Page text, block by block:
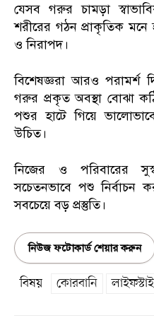
যেসব গরুর চামড়া
শরীরের গঠন প্রাকৃতিক মনে
ও নিরাপদ।
বিশেষজ্ঞরা আরও পরামর্শ
গরুর প্রকৃত অবস্থা বোঝা
পশুর হাটে গিয়ে
উচিত।
নিজের ও পরিবারের
সচেতনভাবে পশু নির্বাচন
সবচেয়ে বড় প্রস্তুতি।
নিউজ ফটোকার্ড শেয়ার করুন
বিষয় কোরবানি